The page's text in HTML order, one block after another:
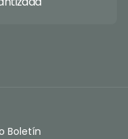
Boletín